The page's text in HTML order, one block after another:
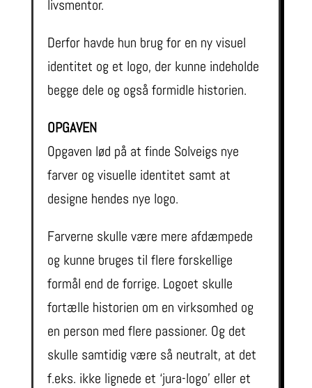
livsmentor.
Derfor havde hun brug for en ny visuel
identitet og et logo, der kunne indeholde
begge dele og også formidle historien.
OPGAVEN
Opgaven lød på at finde Solveigs nye
farver og visuelle identitet samt at
designe hendes nye logo.
Farverne skulle være mere afdæmpede
og kunne bruges til flere forskellige
formål end de forrige. Logoet skulle
fortælle historien om en virksomhed og
en person med flere passioner. Og det
skulle samtidig være så neutralt, at det
f.eks. ikke lignede et ‘jura-logo’ eller et